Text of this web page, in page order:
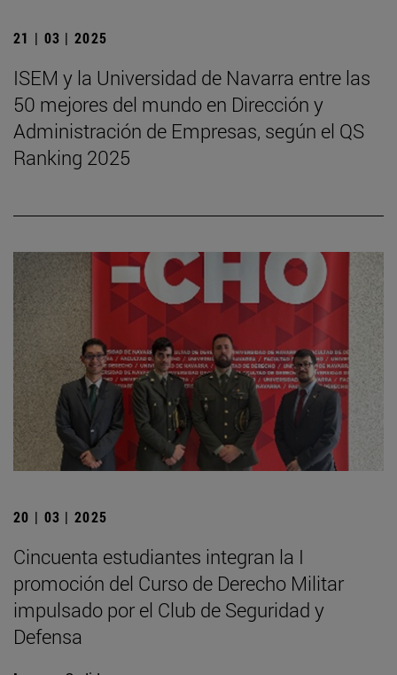
21 | 03 | 2025
ISEM y la Universidad de Navarra entre las
50 mejores del mundo en Dirección y
Administración de Empresas, según el QS
Ranking 2025
20 | 03 | 2025
Cincuenta estudiantes integran la I
promoción del Curso de Derecho Militar
impulsado por el Club de Seguridad y
Defensa